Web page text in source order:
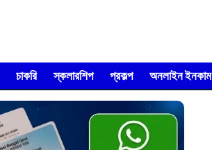
চাকরি স্কলারশিপ প্রকল্প অনলাইন ইনকাম